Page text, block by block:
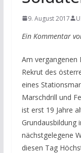
9. August 2017
Ein Kommentar
Am vergangenen
Rekrut des
eines
Marschdrill und
ist erst 19 Jahre
Grundausbildung
nächstgelegene
diesen Tag